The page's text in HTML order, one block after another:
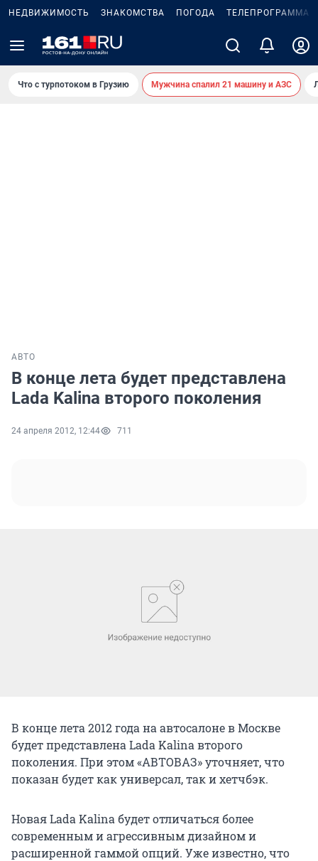
НЕДВИЖИМОСТЬ ЗНАКОМСТВА ПОГОДА ТЕЛЕПРОГРАММА
Что с турпотоком в Грузию Мужчина спалил 21 машину и АЗС
АВТО
В конце лета будет представлена
Lada Kalina второго поколения
24 апреля 2012, 12:44 711
В конце лета 2012 года на автосалоне в Москве
будет представлена Lada Kalina второго
поколения. При этом «АВТОВАЗ» уточняет, что
показан будет как универсал, так и хетчбэк.
Новая Lada Kalina будет отличаться более
современным и агрессивным дизайном и
расширенной гаммой опций. Уже известно, что